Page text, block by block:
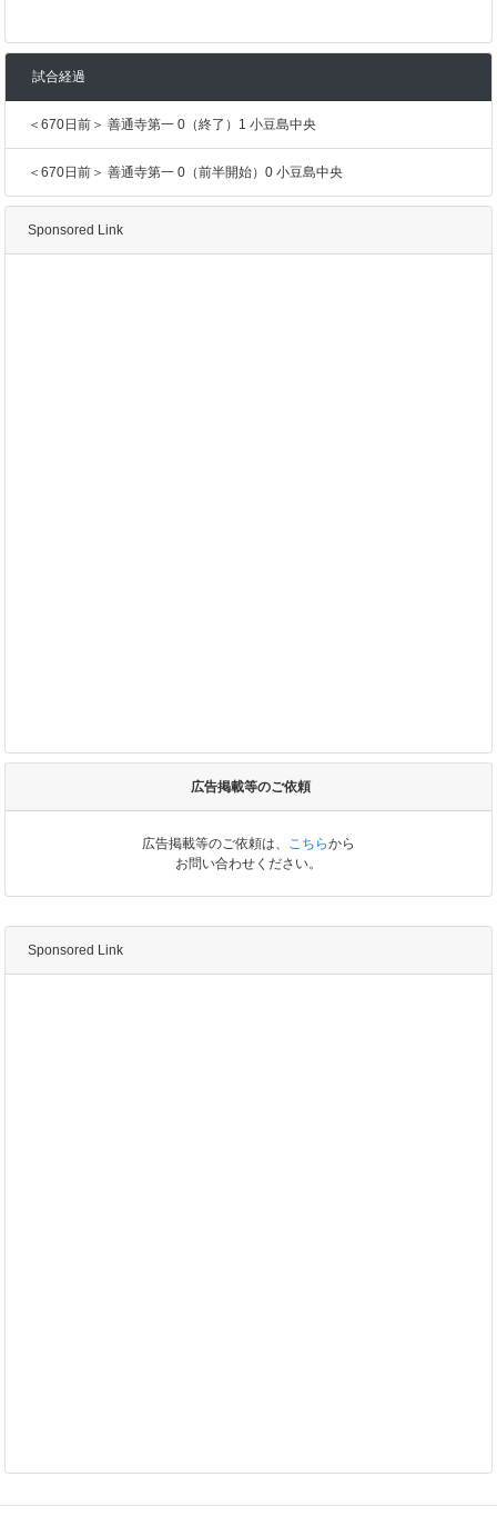
試合経過
＜670日前＞ 善通寺第一 0（終了）1 小豆島中央
＜670日前＞ 善通寺第一 0（前半開始）0 小豆島中央
Sponsored Link
広告掲載等のご依頼
広告掲載等のご依頼は、 こちらから
お問い合わせください。
Sponsored Link